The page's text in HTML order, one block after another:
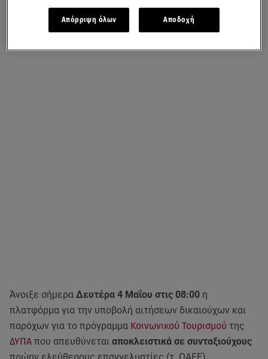
Άνοιξε σήμερα Δευτέρα 4 Μαΐου στις 08:00 η
πλατφόρμα για την υποβολή αιτήσεων δικαιούχων και
παρόχων για το πρόγραμμα Κοινωνικού Τουρισμού της
ΔΥΠΑ που απευθύνεται αποκλειστικά σε συνταξιούχους
Απόρριψη όλων Αποδοχή